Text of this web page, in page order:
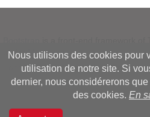
underMIT License.
Font Awesomefont licensed under
Nous utilisons des cookies pour
utilisation de notre site. Si
dernier, nous considérerons
des cookies. En